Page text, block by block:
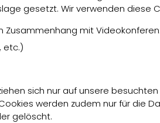
gesetzt. Wir verwenden diese
Zusammenhang mit
etc.)
sich nur auf unsere besuchten
werden zudem nur für die
gelöscht.